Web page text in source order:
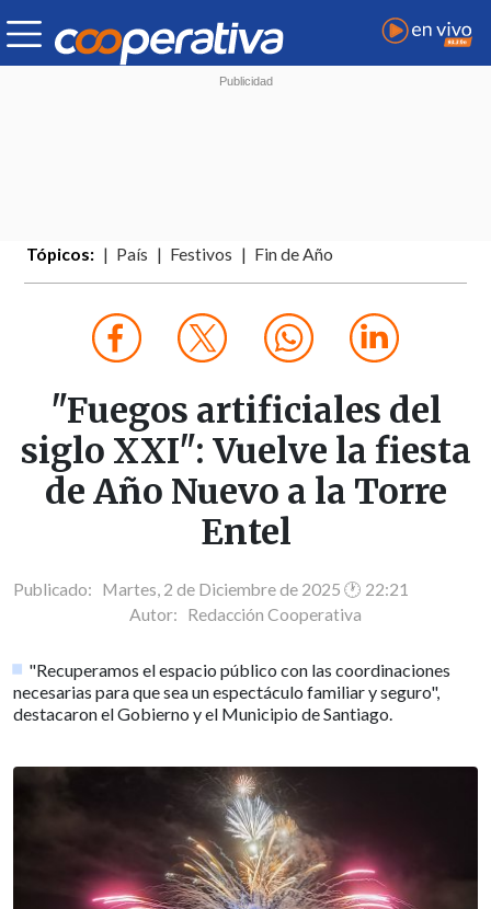
Tópicos: País Festivos Fin de Año
"Fuegos artificiales del
siglo XXI": Vuelve la fiesta
de Año Nuevo a la Torre
Entel
Publicado: Martes, 2 de Diciembre de 2025 🕐 22:21
Autor: Redacción Cooperativa
"Recuperamos el espacio público con las coordinaciones
necesarias para que sea un espectáculo familiar y seguro",
destacaron el Gobierno y el Municipio de Santiago.